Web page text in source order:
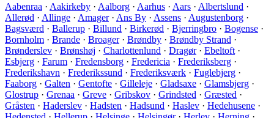
Aabenraa · Aakirkeby · Aalborg · Aarhus · Aars · Albertslund ·
Allerød · Allinge · Amager· Ans By · Assens · Augustenborg ·
Bagsværd · Ballerup · Billund · Birkerød · Bjerringbro · Bogense ·
Bornholm · Brande · Broager· Brøndby · Brøndby Strand ·
Brønderslev · Brønshøj · Charlottenlund · Dragør· Ebeltoft ·
Esbjerg · Farum · Fredensborg · Fredericia · Frederiksberg ·
Frederikshavn · Frederikssund · Frederiksværk · Fuglebjerg ·
Faaborg · Galten · Gentofte · Gilleleje · Gladsaxe · Glamsbjerg ·
Glostrup · Grenaa · Greve · Gribskov · Grindsted · Græsted ·
Gråsten · Haderslev · Hadsten · Hadsund · Haslev · Hedehusene ·